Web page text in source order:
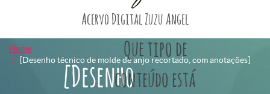
Acervo Digital Zuzu Angel
Que tipo de
conteúdo está
Home
[Desenho técnico de molde de anjo recortado, com anotações]
[Desenho